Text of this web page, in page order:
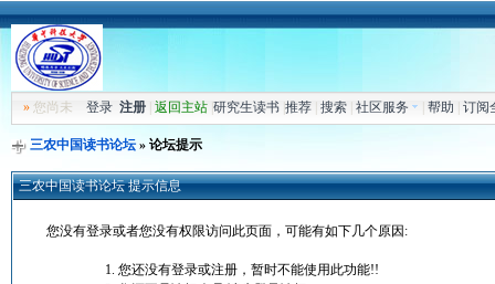
»您尚未 登录 注册| 返回主站| 研究生读书| 推荐| 搜索| 社区服务 帮助 订阅
三农中国读书论坛» 论坛提示
三农中国读书论坛 提示信息
您没有登录或者您没有权限访问此页面，可能有如下几个原因:
您还没有登录或注册，暂时不能使用此功能!!